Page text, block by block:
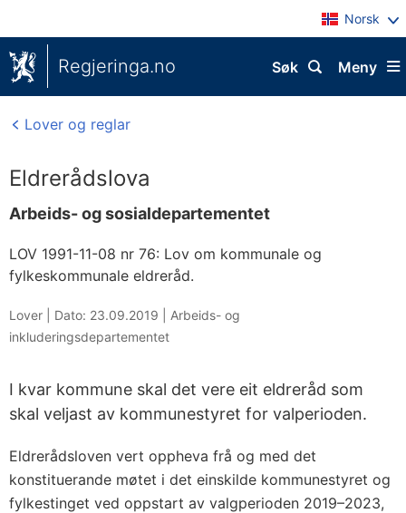
Norsk
Regjeringa.no Meny
Søk
Lover og reglar
Eldrerådslova
Arbeids- og sosialdepartementet
LOV 1991-11-08 nr 76: Lov om kommunale og
fylkeskommunale eldreråd.
Lover | Dato: 23.09.2019
Arbeids- og
inkluderingsdepartementet
I kvar kommune skal det vere eit eldreråd som
skal veljast av kommunestyret for valperioden.
Eldrerådsloven vert oppheva frå og med det
konstituerande møtet i det einskilde kommunestyret og
fylkestinget ved oppstart av valgperioden 2019–2023,